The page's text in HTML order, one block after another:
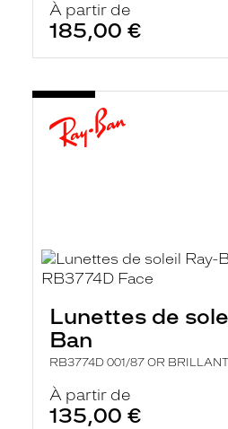
À partir de
185,00 €
Lunettes de
Ban
RB3774D 001/87 OR BRILLANT
À partir de
135,00 €